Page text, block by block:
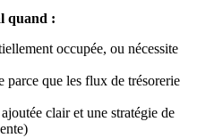
quand :
occupée, ou nécessite
que les flux de trésorerie
clair et une stratégie de